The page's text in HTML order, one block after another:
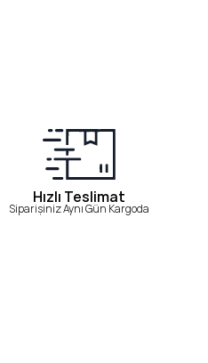
Hızlı Teslimat
Siparişiniz Aynı Gün Kargoda